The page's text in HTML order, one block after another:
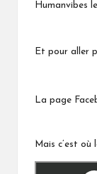
Humanvibes
Et pour aller
La page
Mais c’est où